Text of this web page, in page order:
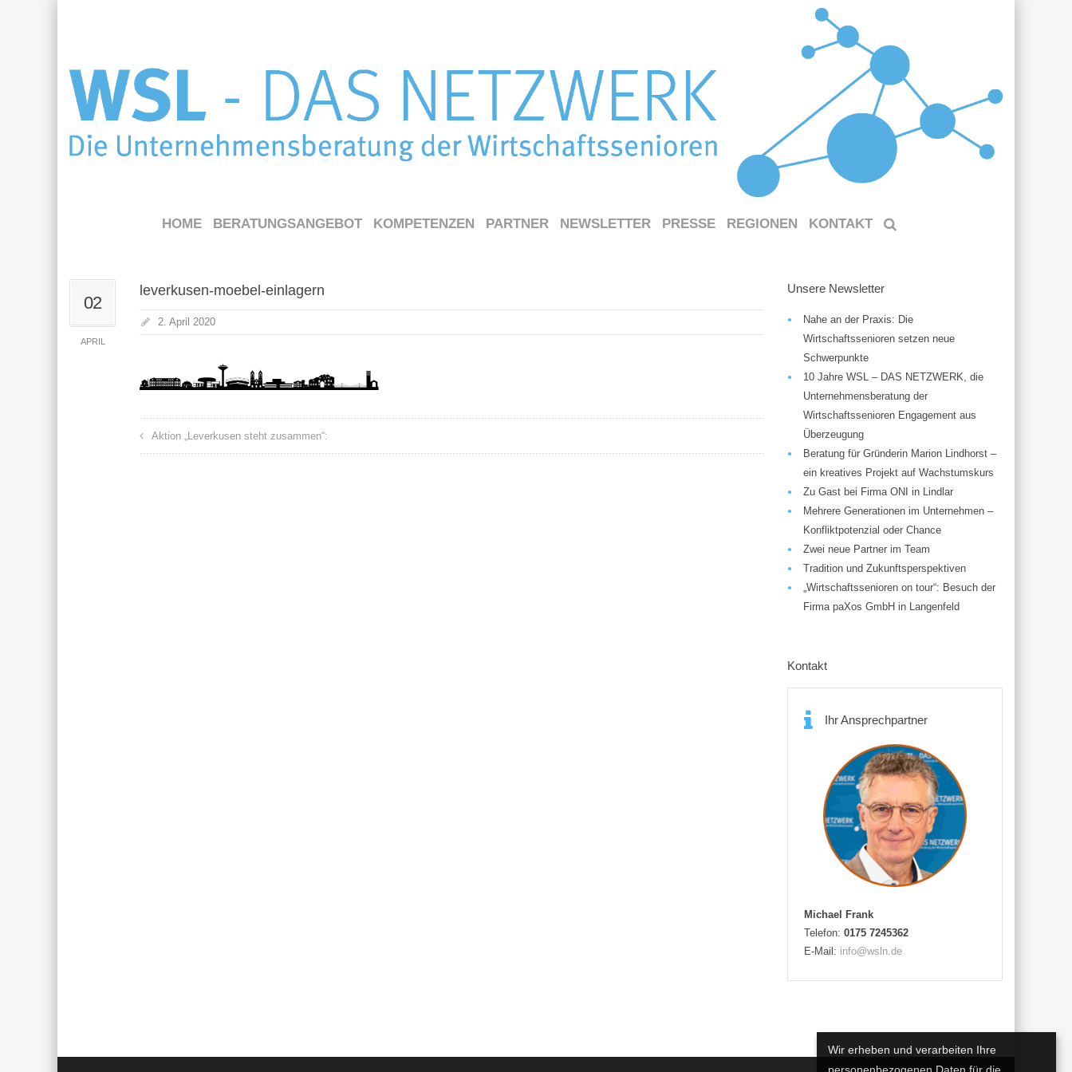
HOME BERATUNGSANGEBOT KOMPETENZEN PARTNER NEWSLETTER PRESSE REGIONEN KONTAKT
02
APRIL
leverkusen-moebel-einlagern
2. April 2020
Aktion „Leverkusen steht zusammen“:
Unsere Newsletter
Nahe an der Praxis: Die
Wirtschaftssenioren setzen neue
Schwerpunkte
10 Jahre WSL – DAS NETZWERK, die
Unternehmensberatung der
Wirtschaftssenioren Engagement aus
Überzeugung
Beratung für Gründerin Marion Lindhorst –
ein kreatives Projekt auf Wachstumskurs
Zu Gast bei Firma ONI in Lindlar
Mehrere Generationen im Unternehmen –
Konfliktpotenzial oder Chance
Zwei neue Partner im Team
Tradition und Zukunftsperspektiven
„Wirtschaftssenioren on tour“: Besuch der
Firma paXos GmbH in Langenfeld
Kontakt
Ihr Ansprechpartner
Michael Frank
Telefon: 0175 7245362
E-Mail: info@wsln.de
Wir erheben und verarbeiten Ihre